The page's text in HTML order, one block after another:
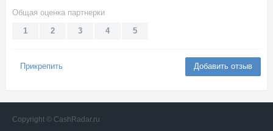
Общая оценка партнерки
5
4
3
2
1
Добавить отзыв
Прикрепить
Copyright © CashRadar.ru